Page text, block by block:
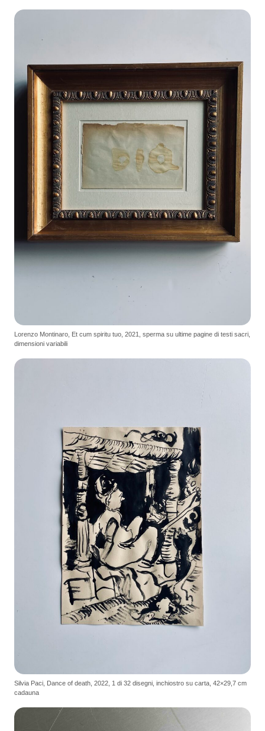
Lorenzo Montinaro, Et cum spiritu tuo, 2021, sperma su ultime pagine di testi sacri,
dimensioni variabili
Silvia Paci, Dance of death, 2022, 1 di 32 disegni, inchiostro su carta, 42×29,7 cm
cadauna